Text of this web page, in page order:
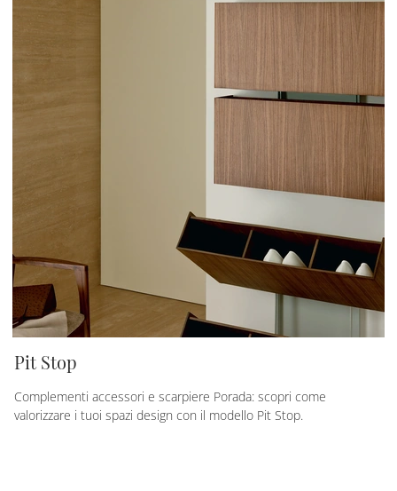
Pit Stop
Complementi accessori e scarpiere Porada: scopri come
valorizzare i tuoi spazi design con il modello Pit Stop.